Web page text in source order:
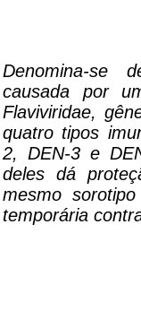
Denomina-se
causada por
Flaviviridae,
quatro tipos
2, DEN-3 e
deles dá
mesmo
temporária